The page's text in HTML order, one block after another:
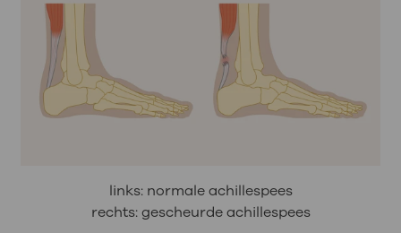
links: normale achillespees
rechts: gescheurde achillespees